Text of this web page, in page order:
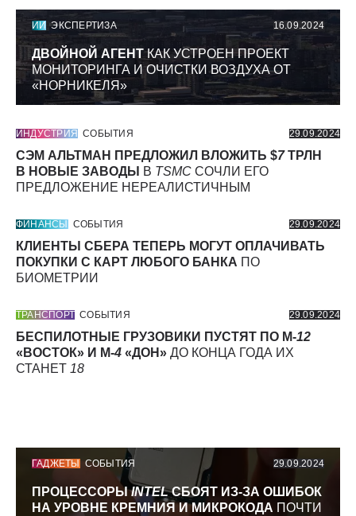
ИИ ЭКСПЕРТИЗА 16.09.2024
ДВОЙНОЙ АГЕНТКАК УСТРОЕН ПРОЕКТ
МОНИТОРИНГА И ОЧИСТКИ ВОЗДУХА ОТ
«НОРНИКЕЛЯ»
ИНДУСТРИЯ СОБЫТИЯ 29.09.2024
СЭМ АЛЬТМАН ПРЕДЛОЖИЛ ВЛОЖИТЬ $7ТРЛН
В НОВЫЕ ЗАВОДЫ
В TSMC СОЧЛИ ЕГО
ПРЕДЛОЖЕНИЕ НЕРЕАЛИСТИЧНЫМ
ФИНАНСЫ СОБЫТИЯ 29.09.2024
КЛИЕНТЫ СБЕРА ТЕПЕРЬ МОГУТ ОПЛАЧИВАТЬ
ПОКУПКИ С КАРТ ЛЮБОГО БАНКА ПО
БИОМЕТРИИ
ТРАНСПОРТ СОБЫТИЯ 29.09.2024
БЕСПИЛОТНЫЕ ГРУЗОВИКИ ПУСТЯТ ПО М-12
«ВОСТОК» И М-4 «ДОН» ДО КОНЦА ГОДА ИХ
СТАНЕТ 18
ГАДЖЕТЫ СОБЫТИЯ 29.09.2024
ПРОЦЕССОРЫINTELСБОЯТ ИЗ-ЗА ОШИБОК
НА УРОВНЕ КРЕМНИЯ И МИКРОКОДА ПОЧТИ